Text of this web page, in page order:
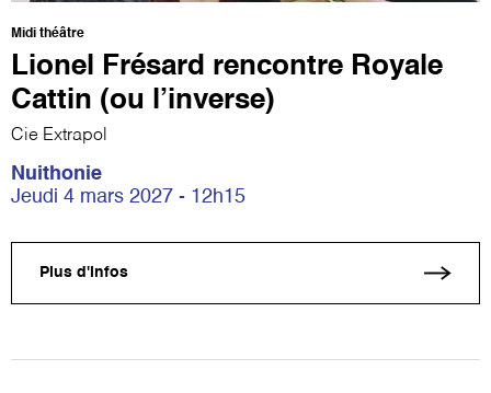
Midi théâtre
Lionel Frésard rencontre Royale
Cattin (ou l’inverse)
Cie Extrapol
Nuithonie
Jeudi 4 mars 2027 - 12h15
Plus d'infos